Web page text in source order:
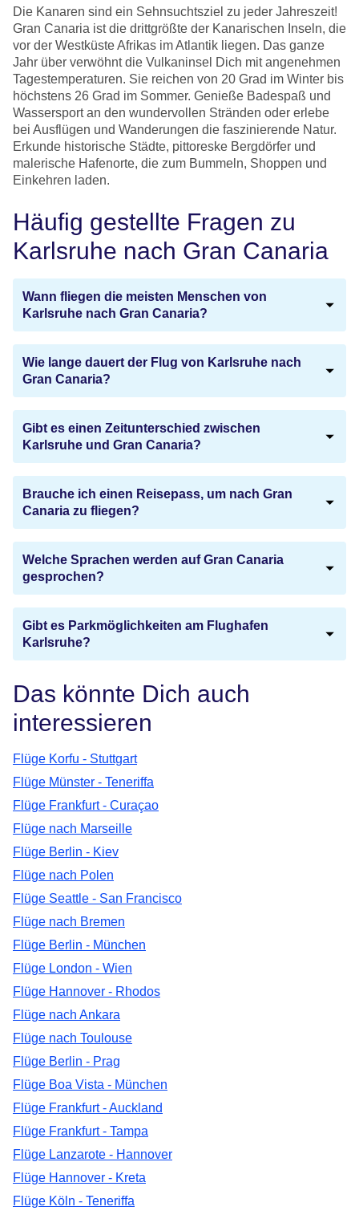
Die Kanaren sind ein Sehnsuchtsziel zu jeder Jahreszeit!
Gran Canaria ist die drittgrößte der Kanarischen Inseln, die
vor der Westküste Afrikas im Atlantik liegen. Das ganze
Jahr über verwöhnt die Vulkaninsel Dich mit angenehmen
Tagestemperaturen. Sie reichen von 20 Grad im Winter bis
höchstens 26 Grad im Sommer. Genieße Badespaß und
Wassersport an den wundervollen Stränden oder erlebe
bei Ausflügen und Wanderungen die faszinierende Natur.
Erkunde historische Städte, pittoreske Bergdörfer und
malerische Hafenorte, die zum Bummeln, Shoppen und
Einkehren laden.
Häufig gestellte Fragen zu
Karlsruhe nach Gran Canaria
Wann fliegen die meisten Menschen von
Karlsruhe nach Gran Canaria?
Wie lange dauert der Flug von Karlsruhe nach
Gran Canaria?
Gibt es einen Zeitunterschied zwischen
Karlsruhe und Gran Canaria?
Brauche ich einen Reisepass, um nach Gran
Canaria zu fliegen?
Welche Sprachen werden auf Gran Canaria
gesprochen?
Gibt es Parkmöglichkeiten am Flughafen
Karlsruhe?
Das könnte Dich auch
interessieren
Flüge Korfu - Stuttgart
Flüge Münster - Teneriffa
Flüge Frankfurt - Curaçao
Flüge nach Marseille
Flüge Berlin - Kiev
Flüge nach Polen
Flüge Seattle - San Francisco
Flüge nach Bremen
Flüge Berlin - München
Flüge London - Wien
Flüge Hannover - Rhodos
Flüge nach Ankara
Flüge nach Toulouse
Flüge Berlin - Prag
Flüge Boa Vista - München
Flüge Frankfurt - Auckland
Flüge Frankfurt - Tampa
Flüge Lanzarote - Hannover
Flüge Hannover - Kreta
Flüge Köln - Teneriffa